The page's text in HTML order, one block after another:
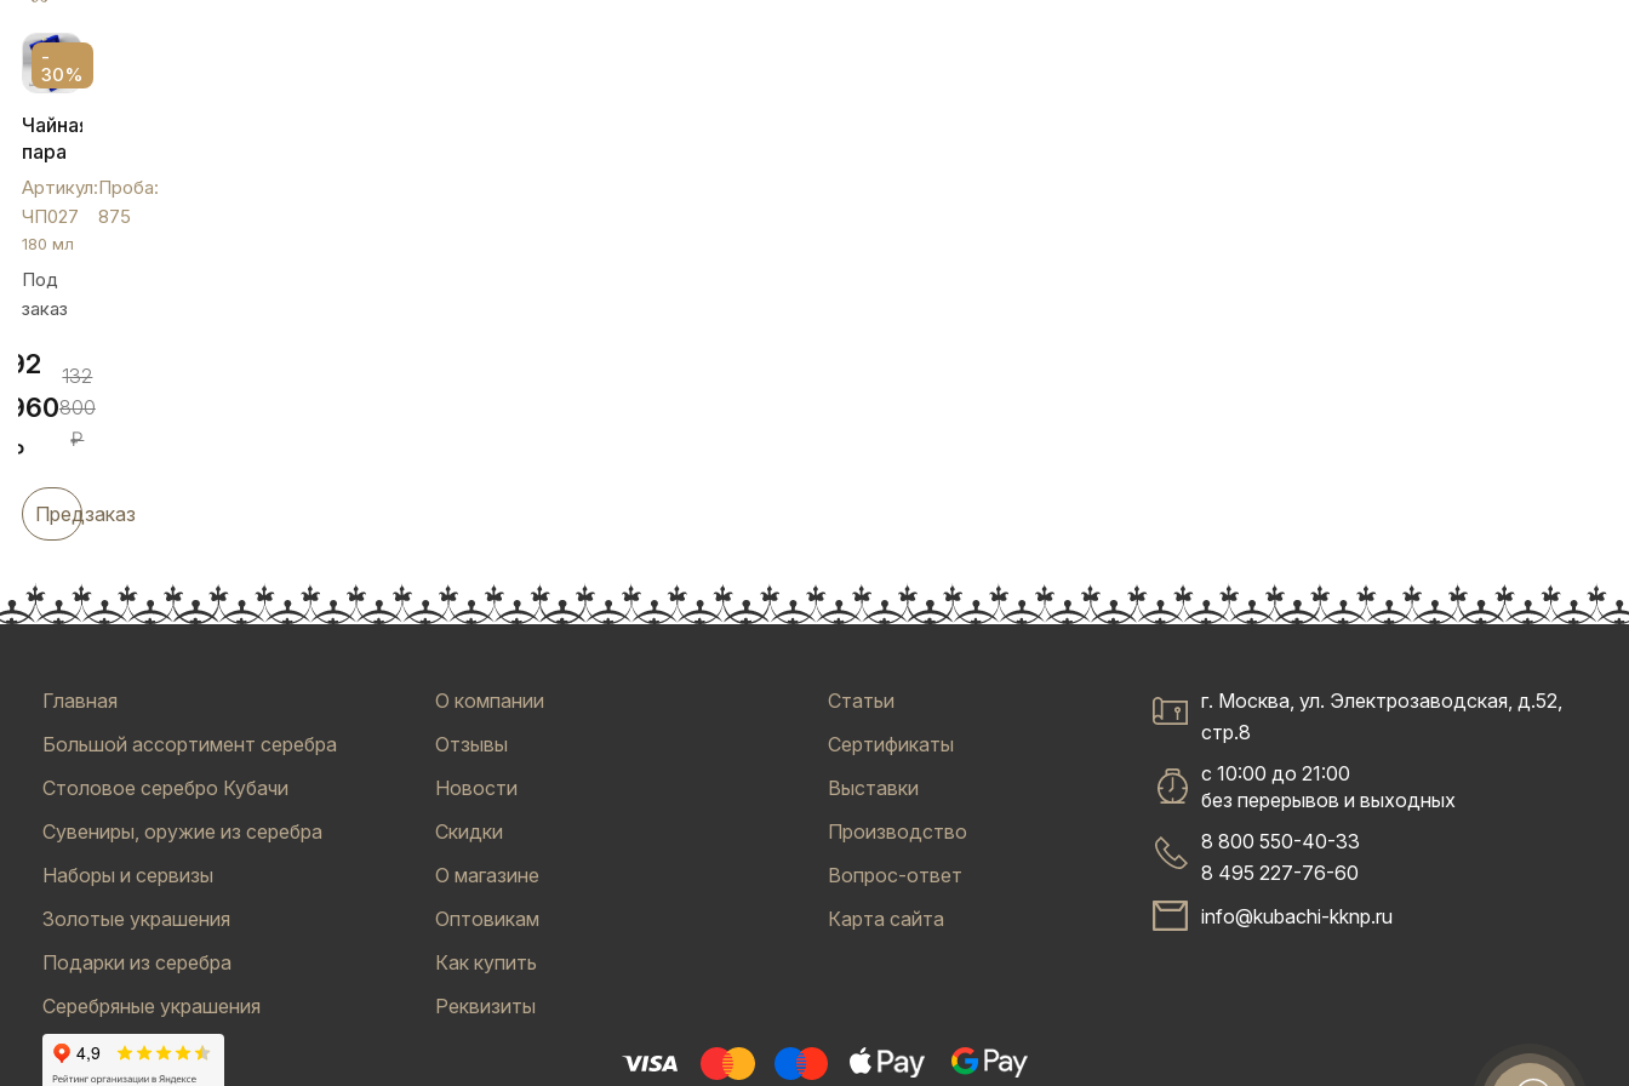
-
30%
Чайная
пара
из
серебра
с
орнаментом
"Виноград",
ЧП027
Артикул:
ЧП027
Проба:
875
180 мл
Под
заказ
92
960
₽
132
800
₽
Предзаказ
Главная
Большой ассортимент серебра
Столовое серебро Кубачи
Сувениры, оружие из серебра
Наборы и сервизы
Золотые украшения
Подарки из серебра
Серебряные украшения
О компании
Отзывы
Новости
Скидки
О магазине
Оптовикам
Как купить
Реквизиты
Статьи
Сертификаты
Выставки
Производство
Вопрос-ответ
Карта сайта
г. Москва, ул. Электрозаводская, д.52,
стр.8
с 10:00 до 21:00
без перерывов и выходных
8 800 550-40-33
8 495 227-76-60
info@kubachi-kknp.ru